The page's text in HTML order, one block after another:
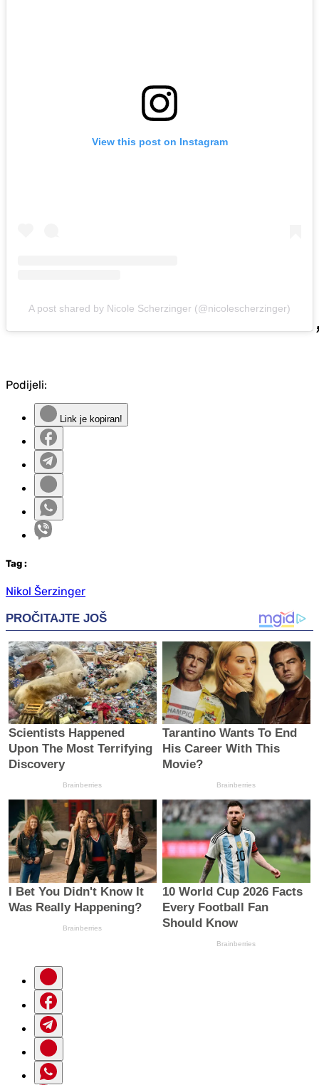
View this post on Instagram
A post shared by Nicole Scherzinger (@nicolescherzinger)
Podijeli:
Link je kopiran!
Tag :
Nikol Šerzinger